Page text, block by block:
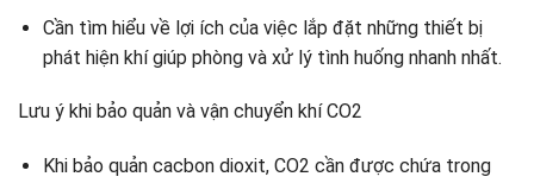
Cần tìm hiểu về lợi ích của việc lắp đặt những thiết bị
phát hiện khí giúp phòng và xử lý tình huống nhanh nhất.
Lưu ý khi bảo quản và vận chuyển khí CO2
Khi bảo quản cacbon dioxit, CO2 cần được chứa trong